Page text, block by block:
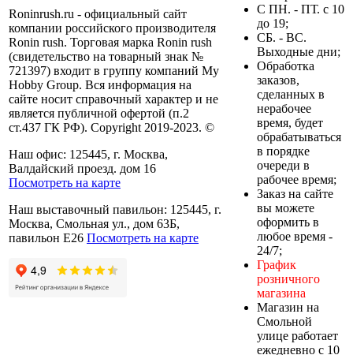
Roninrush.ru - официальный сайт
компании российского производителя
Ronin rush. Торговая марка Ronin rush
(свидетельство на товарный знак №
721397) входит в группу компаний My
Hobby Group. Вся информация на
сайте носит справочный характер и не
является публичной офертой (п.2
ст.437 ГК РФ). Copyright 2019-2023. ©
Наш офис: 125445, г. Москва,
Валдайский проезд. дом 16
Посмотреть на карте
Наш выставочный павильон: 125445, г.
Москва, Смольная ул., дом 63Б,
павильон Е26 Посмотреть на карте
C ПН. - ПТ. с 10
до 19;
СБ. - ВС.
Выходные дни;
Обработка
заказов,
сделанных в
нерабочее
время, будет
обрабатываться
в порядке
очереди в
рабочее время;
Заказ на сайте
вы можете
оформить в
любое время -
24/7;
График
розничного
магазина
Магазин на
Смольной
улице работает
ежедневно с 10